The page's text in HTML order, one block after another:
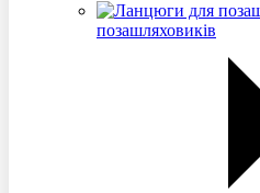
позашляховиків